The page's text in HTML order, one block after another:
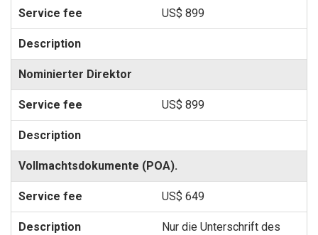
US$ 899
Nominierter Direktor
US$ 899
Vollmachtsdokumente (POA).
US$ 649
Nur die Unterschrift des